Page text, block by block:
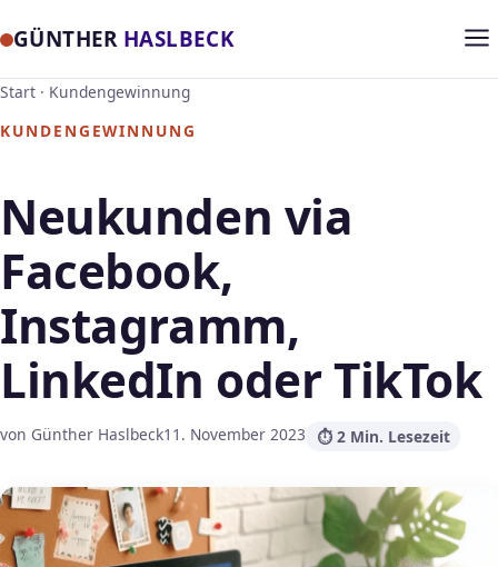
GÜNTHER HASLBECK
Start · Kundengewinnung
KUNDENGEWINNUNG
Neukunden via
Facebook,
Instagramm,
LinkedIn oder TikTok
von Günther Haslbeck11. November 2023 ⏱ 2 Min. Lesezeit